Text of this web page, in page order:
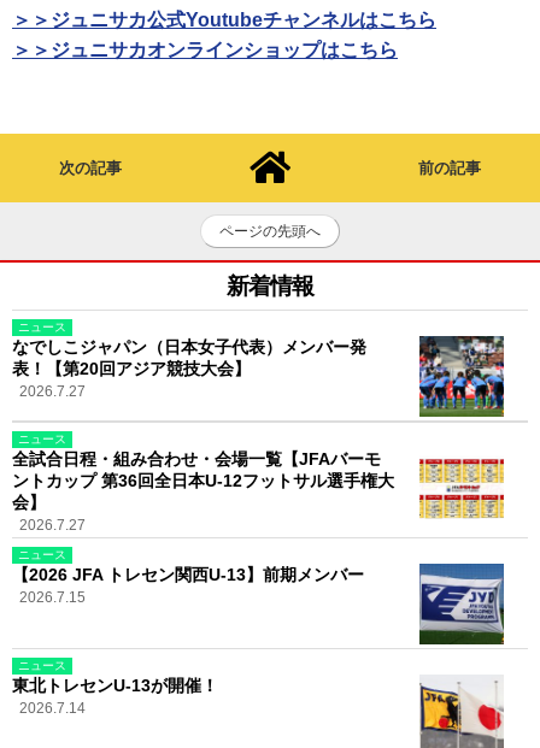
＞＞ジュニサカ公式Youtubeチャンネルはこちら
＞＞ジュニサカオンラインショップはこちら
次の記事 前の記事
ページの先頭へ
新着情報
ニュース
なでしこジャパン（日本女子代表）メンバー発
表！【第20回アジア競技大会】
2026.7.27
ニュース
全試合日程・組み合わせ・会場一覧【JFAバーモ
ントカップ 第36回全日本U-12フットサル選手権大
会】
2026.7.27
ニュース
【2026 JFA トレセン関西U-13】前期メンバー
2026.7.15
ニュース
東北トレセンU-13が開催！
2026.7.14